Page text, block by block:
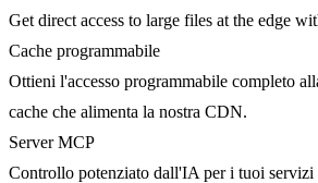
Get direct access to large files at the edge
Cache programmabile
Ottieni l'accesso programmabile completo
cache che alimenta la nostra CDN.
Server MCP
Controllo potenziato dall'IA per i tuoi servizi